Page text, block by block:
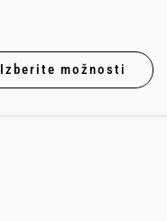
Izberite možnosti